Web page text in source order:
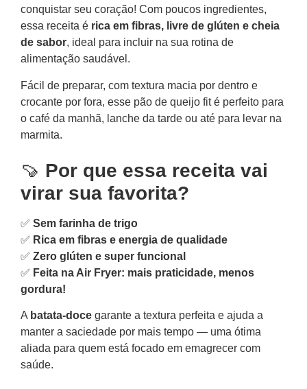
conquistar seu coração! Com poucos ingredientes,
essa receita é rica em fibras, livre de glúten e cheia
de sabor, ideal para incluir na sua rotina de
alimentação saudável.
Fácil de preparar, com textura macia por dentro e
crocante por fora, esse pão de queijo fit é perfeito para
o café da manhã, lanche da tarde ou até para levar na
marmita.
🍠 Por que essa receita vai
virar sua favorita?
✅ Sem farinha de trigo
✅ Rica em fibras e energia de qualidade
✅ Zero glúten e super funcional
✅ Feita na Air Fryer: mais praticidade, menos
gordura!
A batata-doce garante a textura perfeita e ajuda a
manter a saciedade por mais tempo — uma ótima
aliada para quem está focado em emagrecer com
saúde.